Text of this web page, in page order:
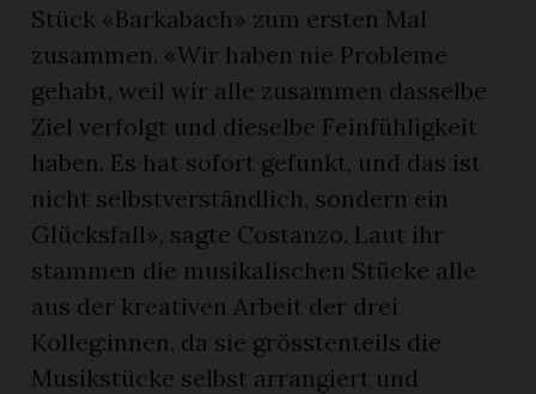
Stück «Barkabach» zum ersten Mal
zusammen. «Wir haben nie Probleme
gehabt, weil wir alle zusammen dasselbe
Ziel verfolgt und dieselbe Feinfühligkeit
haben. Es hat sofort gefunkt, und das ist
nicht selbstverständlich, sondern ein
Glücksfall», sagte Costanzo. Laut ihr
stammen die musikalischen Stücke alle
aus der kreativen Arbeit der drei
Kolleg:innen, da sie grösstenteils die
Musikstücke selbst arrangiert und